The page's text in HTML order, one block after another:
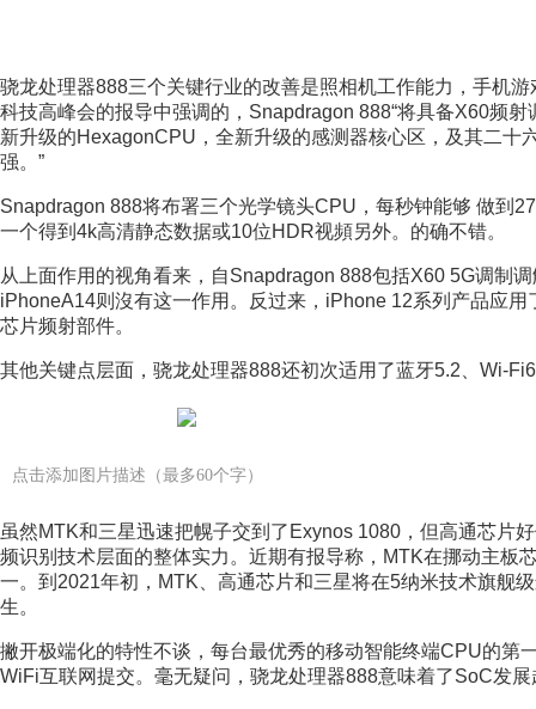
骁龙处理器888三个关键行业的改善是照相机工作能力，手机
科技高峰会的报导中强调的，Snapdragon 888“将具备X60频
新升级的HexagonCPU，全新升级的感测器核心区，及其二
强。”
Snapdragon 888将布署三个光学镜头CPU，每秒钟能够 做到
一个得到4k高清静态数据或10位HDR视頻另外。的确不错。
从上面作用的视角看来，自Snapdragon 888包括X60 5G调制
iPhoneA14则沒有这一作用。反过来，iPhone 12系列产品应
芯片频射部件。
其他关键点层面，骁龙处理器888还初次适用了蓝牙5.2、Wi-
点击添加图片描述（最多60个字）
虽然MTK和三星迅速把幌子交到了Exynos 1080，但高通芯片
频识别技术层面的整体实力。近期有报导称，MTK在挪动主板
一。到2021年初，MTK、高通芯片和三星将在5纳米技术旗舰
生。
撇开极端化的特性不谈，每台最优秀的移动智能终端CPU的第
WiFi互联网提交。毫无疑问，骁龙处理器888意味着了SoC发